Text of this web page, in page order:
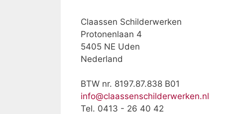
Claassen Schilderwerken
Protonenlaan 4
5405 NE Uden
Nederland
BTW nr. 8197.87.838 B01
info@claassenschilderwerken.nl
Tel. 0413 - 26 40 42